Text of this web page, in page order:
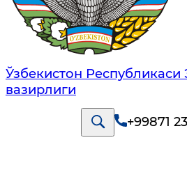
Ўзбекистон Республикаси
вазирлиги
+99871